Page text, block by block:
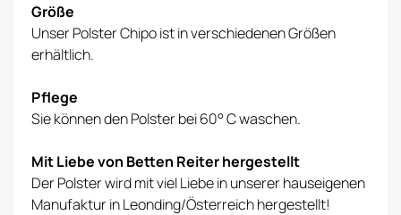
Größe
Unser Polster Chipo ist in verschiedenen Größen
erhältlich.
Pflege
Sie können den Polster bei 60° C waschen.
Mit Liebe von Betten Reiter hergestellt
Der Polster wird mit viel Liebe in unserer hauseigenen
Manufaktur in Leonding/Österreich hergestellt!